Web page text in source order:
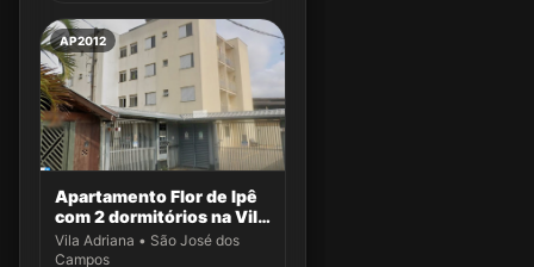
AP2012
Apartamento Flor de Ipê
com 2 dormitórios na Vila
Adriana
Vila Adriana • São José dos
Campos